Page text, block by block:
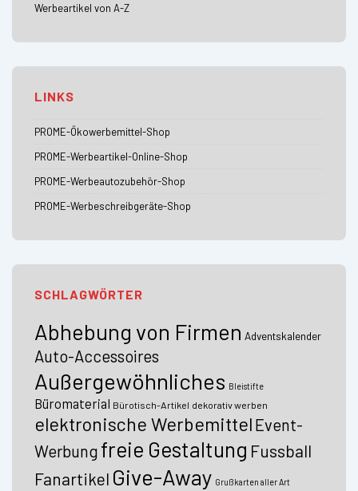
Werbeartikel von A-Z
LINKS
PROME-Ökowerbemittel-Shop
PROME-Werbeartikel-Online-Shop
PROME-Werbeautozubehör-Shop
PROME-Werbeschreibgeräte-Shop
SCHLAGWÖRTER
Abhebung von Firmen Adventskalender
Auto-Accessoires
Außergewöhnliches Bleistifte
Büromaterial Bürotisch-Artikel dekorativ werben
elektronische Werbemittel Event-
Werbung freie Gestaltung Fussball
Fanartikel Give-Away Grußkarten aller Art